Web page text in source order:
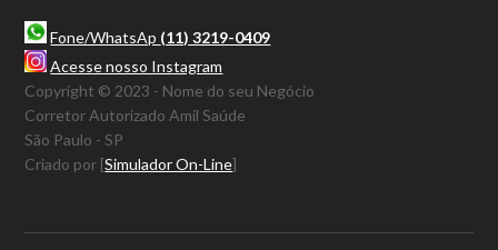
Fone/WhatsAp (11) 3219-0409
Acesse nosso Instagram
Copyright © 2023 - Nome do seu Negócio
Corretor Autorizado Amil Saúde
São Paulo - SP
Criado por [Simulador On-Line]